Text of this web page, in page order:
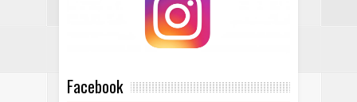
Facebook